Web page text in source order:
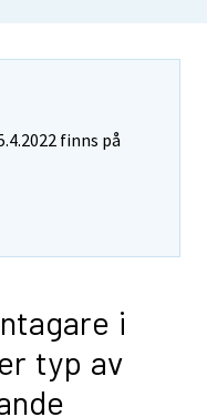
finns på
i
typ av